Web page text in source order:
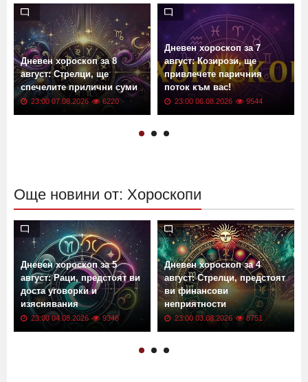
Дневен хороскоп за 8
август: Стрелци, ще
спечелите прилични суми
23:00 07.08.2026 6220
Дневен хороскоп за 7
август: Козирози, ще
привлечете паричния
поток към вас!
23:00 06.08.2026 9544
Още новини от: Хороскопи
Дневен хороскоп за 5
август: Раци, предстоят ви
доста уговорки и
изяснявания
23:00 04.08.2026 9346
Дневен хороскоп за 4
август: Стрелци, предстоят
ви финансови
неприятности
23:00 03.08.2026 8751